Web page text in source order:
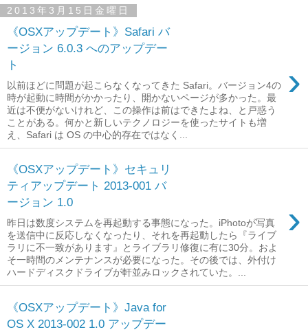
2013年3月15日金曜日
《OSXアップデート》Safari バ
ージョン 6.0.3 へのアップデー
ト
›
以前ほどに問題が起こらなくなってきた Safari。バージョン4の
時が起動に時間がかかったり、開かないページが多かった。最
近は不便がないけれど、この操作は前はできたよね、と戸惑う
ことがある。何かと新しいテクノロジーを使ったサイトも増
え、Safari は OS の中心的存在ではなく...
《OSXアップデート》セキュリ
ティアップデート 2013-001 バ
ージョン 1.0
›
昨日は数度システムを再起動する事態になった。iPhotoが写真
を送信中に反応しなくなったり、それを再起動したら『ライブ
ラリに不一致があります』とライブラリ修復に有に30分。およ
そ一時間のメンテナンスが必要になった。その後では、外付け
ハードディスクドライブが軒並みロックされていた。...
《OSXアップデート》Java for
OS X 2013-002 1.0 アップデー